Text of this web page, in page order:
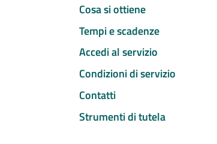
Cosa si ottiene
Tempi e scadenze
Accedi al servizio
Condizioni di servizio
Contatti
Strumenti di tutela